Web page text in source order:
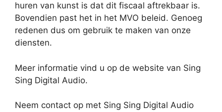
huren van kunst is dat dit fiscaal aftrekbaar is.
Bovendien past het in het MVO beleid. Genoeg
redenen dus om gebruik te maken van onze
diensten.
Meer informatie vind u op de website van Sing
Sing Digital Audio.
Neem contact op met Sing Sing Digital Audio